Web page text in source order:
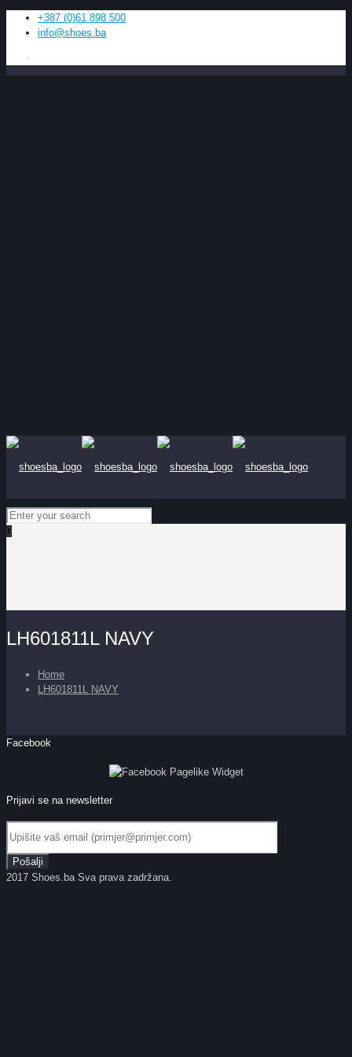
+387 (0)61 898 500
info@shoes.ba
0
LH601811L NAVY
Home
LH601811L NAVY
Facebook
Prijavi se na newsletter
2017 Shoes.ba Sva prava zadržana.